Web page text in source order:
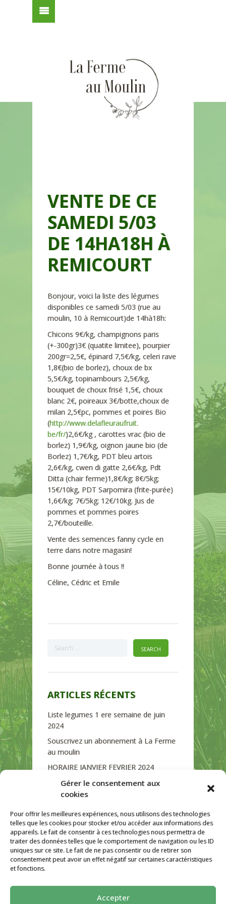
Gérer le consentement aux
cookies
Pour offrir les meilleures expériences, nous utilisons des technologies
telles que les cookies pour stocker et/ou accéder aux informations des
appareils. Le fait de consentir à ces technologies nous permettra de
traiter des données telles que le comportement de navigation ou les ID
uniques sur ce site. Le fait de ne pas consentir ou de retirer son
consentement peut avoir un effet négatif sur certaines caractéristiques
et fonctions.
Accepter
VENTE DE CE
SAMEDI 5/03
DE 14HA18H À
REMICOURT
Bonjour, voici la liste des légumes
disponibles ce samedi 5/03 (rue au
moulin, 10 à Remicourt)de 14hà18h:
Chicons 9€/kg, champignons paris
(+-300gr)3€ (quatite limitee), pourpier
200gr=2,5€, épinard 7,5€/kg, celeri rave
1,8€(bio de borlez), choux de bx
5,5€/kg, topinambours 2,5€/kg,
bouquet de choux frisé 1,5€, choux
blanc 2€, poireaux 3€/botte,choux de
milan 2,5€pc, pommes et poires Bio
(http://www.delafleuraufruit.
be/fr/)2,6€/kg , carottes vrac (bio de
borlez) 1,9€/kg, oignon jaune bio (de
Borlez) 1,7€/kg, PDT bleu artois
2,6€/kg, cwen di gatte 2,6€/kg, Pdt
Ditta (chair ferme)1,8€/kg; 8€/5kg;
15€/10kg, PDT Sarpomira (frite-purée)
1,6€/kg; 7€/5kg; 12€/10kg. Jus de
pommes et pommes poires
2,7€/bouteille.
Vente des semences fanny cycle en
terre dans notre magasin!
Bonne journée à tous !!
Céline, Cédric et Emile
ARTICLES RÉCENTS
Liste legumes 1 ere semaine de juin
2024
Souscrivez un abonnement à La Ferme
au moulin
HORAIRE JANVIER FEVRIER 2024
Soutien de La Province de Liège
JOURNEE PORTES OUVERTES
CATÉGORIES
La ferme Au Moulin 2026 - Tous droits